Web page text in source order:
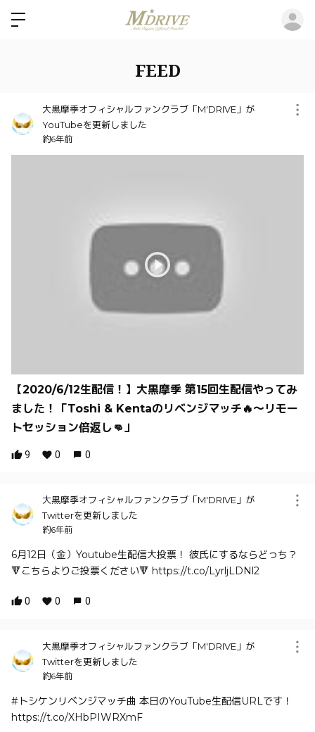
FEED
大黒摩季オフィシャルファンクラブ「M'DRIVE」が
YouTubeを更新しました
約6年前
【2020/6/12生配信！】大黒摩季 第15回生配信やってみ
ました！「Toshi & Kentaのリベンジマッチ🔥〜リモー
トセッション倍返し👊」
9 0 0
大黒摩季オフィシャルファンクラブ「M'DRIVE」が
Twitterを更新しました
約6年前
6月12日（金）Youtube生配信大投票！ 彼氏にするならどっち？
🔻こちらよりご投票ください🔻 https://t.co/LyrljLDNl2
0 0 0
大黒摩季オフィシャルファンクラブ「M'DRIVE」が
Twitterを更新しました
約6年前
#トシケンリベンジマッチ曲 本日のYouTube生配信URLです！
https://t.co/XHbPIWRXmF